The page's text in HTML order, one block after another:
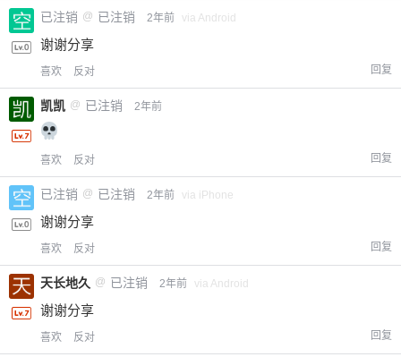
已注销 @ 已注销 2年前 via Android
谢谢分享
喜欢 反对 回复
凯凯 @ 已注销 2年前
喜欢 反对 回复
已注销 @ 已注销 2年前 via iPhone
谢谢分享
喜欢 反对 回复
天长地久 @ 已注销 2年前 via Android
谢谢分享
喜欢 反对 回复